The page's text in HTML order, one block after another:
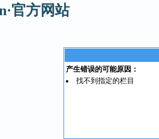
官方网站
产生错误的可能原因：
找不到指定的栏目